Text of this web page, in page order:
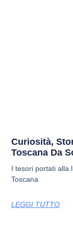
Curiosità,
Toscana Da
I tesori portati alla
Toscana
LEGGI TUTTO